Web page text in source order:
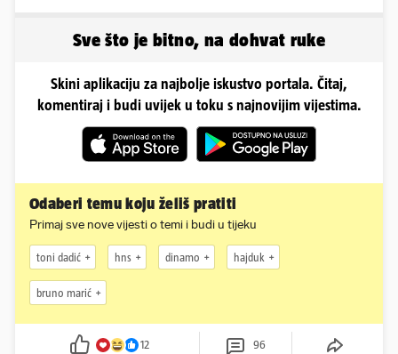
Sve što je bitno, na dohvat ruke
Skini aplikaciju za najbolje iskustvo portala. Čitaj,
komentiraj i budi uvijek u toku s najnovijim vijestima.
Odaberi temu koju želiš pratiti
Primaj sve nove vijesti o temi i budi u tijeku
toni dadić hns dinamo hajduk
bruno marić
12 96